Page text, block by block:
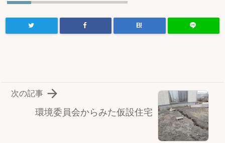
B!
環境委員会からみた仮設住宅

次の記事